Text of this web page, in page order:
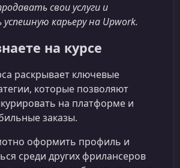
свои услуги и
карьеру на Upwork.
на курсе
раскрывает ключевые
которые позволяют
на платформе и
заказы.
оформить профиль и
среди других фрилансеров